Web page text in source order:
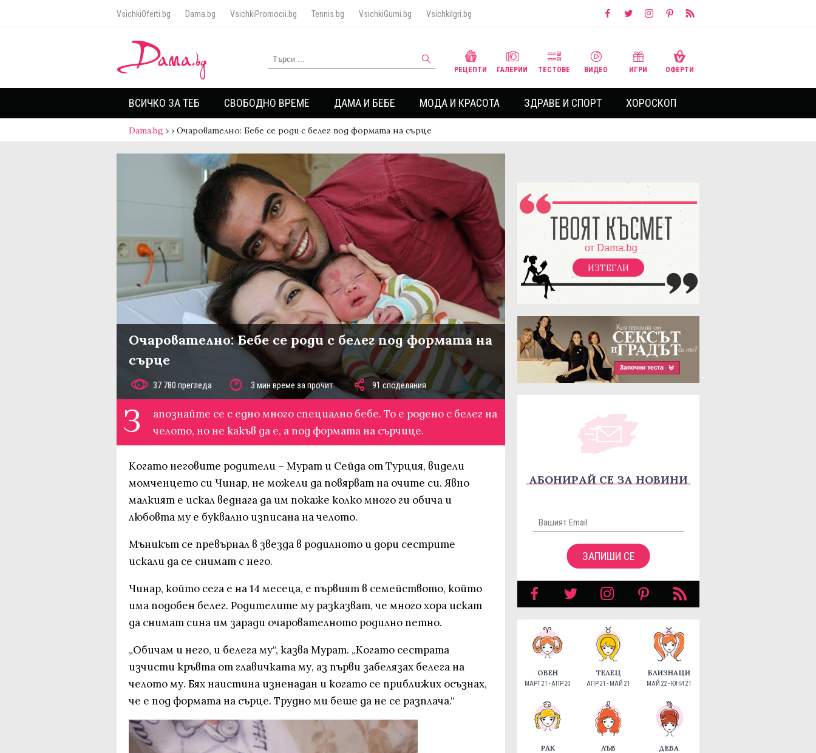
VsichkiOferti.bg Dama.bg VsichkiPromocii.bg Tennis.bg VsichkiGumi.bg VsichkiIgri.bg
РЕЦЕПТИ ГАЛЕРИИ ТЕСТОВЕ ВИДЕО ИГРИ ОФЕРТИ
ВСИЧКО ЗА ТЕБ СВОБОДНО ВРЕМЕ ДАМА И БЕБЕ МОДА И КРАСОТА ЗДРАВЕ И СПОРТ ХОРОСКОП
Dama.bg › › Очарователно: Бебе се роди с белег под формата на сърце
Очарователно: Бебе се роди с белег под формата на
сърце
37 780 прегледа 3 мин време за прочит 91 споделяния
З
апознайте се с едно много специално бебе. То е родено с белег на
челото, но не какъв да е, а под формата на сърчице.
Когато неговите родители – Мурат и Сейда от Турция, видели
момченцето си Чинар, не можели да повярват на очите си. Явно
малкият е искал веднага да им покаже колко много ги обича и
любовта му е буквално изписана на челото.
Мъникът се превърнал в звезда в родилното и дори сестрите
искали да се снимат с него.
Чинар, който сега е на 14 месеца, е първият в семейството, който
има подобен белег. Родителите му разказват, че много хора искат
да снимат сина им заради очарователното родилно петно.
„Обичам и него, и белега му“, казва Мурат. „Когато сестрата
изчисти кръвта от главичката му, аз първи забелязах белега на
челото му. Бях наистина изненадан и когато се приближих осъзнах,
че е под формата на сърце. Трудно ми беше да не се разплача.“
ИЗТЕГЛИ
АБОНИРАЙ СЕ ЗА НОВИНИ
ЗАПИШИ СЕ
ОВЕН
МАРТ 21 - АПР 20
ТЕЛЕЦ
АПР 21 - МАЙ 21
БЛИЗНАЦИ
МАЙ 22 - ЮНИ 21
РАК ЛЪВ ДЕВА